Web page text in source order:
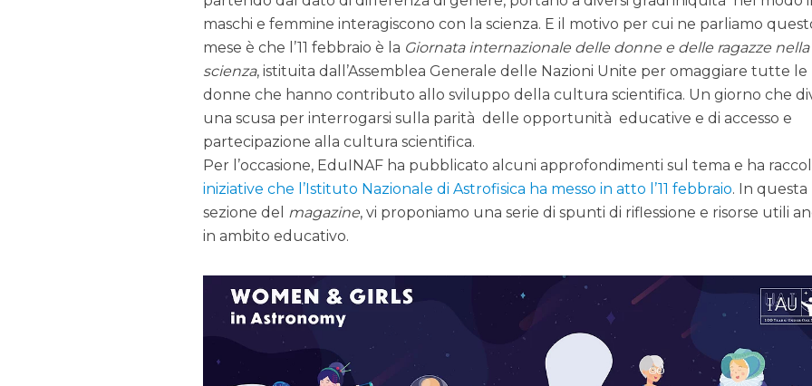
maschi e femmine interagiscono con la scienza. E il motivo per cui ne parliamo
mese è che l’11 febbraio è la Giornata internazionale delle donne e delle ragazze nella
scienza, istituita dall’Assemblea Generale delle Nazioni Unite per omaggiare tutte le
donne che hanno contributo allo sviluppo della cultura scientifica. Un giorno che
una scusa per interrogarsi sulla parità delle opportunità educative e di accesso e
partecipazione alla cultura scientifica.
Per l’occasione, EduINAF ha pubblicato alcuni approfondimenti sul tema e ha
iniziative che l’Istituto Nazionale di Astrofisica ha messo in atto l’11 febbraio. In questa
sezione del magazine, vi proponiamo una serie di spunti di riflessione e risorse utili
in ambito educativo.